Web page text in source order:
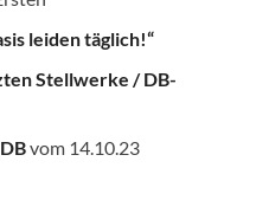
leiden täglich!“
Stellwerke / DB-
vom 14.10.23